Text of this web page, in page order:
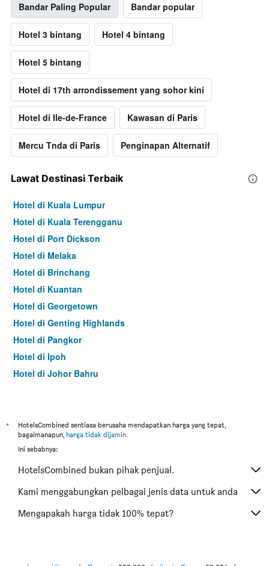
Bandar Paling Popular Bandar popular
Hotel 3 bintang Hotel 4 bintang
Hotel 5 bintang
Hotel di 17th arrondissement yang sohor kini
Hotel di Ile-de-France Kawasan di Paris
Mercu Tnda di Paris Penginapan Alternatif
Lawat Destinasi Terbaik
Hotel di Kuala Lumpur
Hotel di Kuala Terengganu
Hotel di Port Dickson
Hotel di Melaka
Hotel di Brinchang
Hotel di Kuantan
Hotel di Georgetown
Hotel di Genting Highlands
Hotel di Pangkor
Hotel di Ipoh
Hotel di Johor Bahru
Hotel di Kuching
Hotel di Tokyo
Hotel di Bangkok
Hotel di Putrajaya
Hotel di Shah Alam
*
HotelsCombined sentiasa berusaha mendapatkan harga yang tepat,
bagaimanapun, harga tidak dijamin.
Ini sebabnya:
HotelsCombined bukan pihak penjual.
Kami menggabungkan pelbagai jenis data untuk anda
Mengapakah harga tidak 100% tepat?